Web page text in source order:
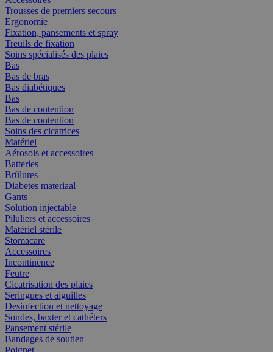
Trousses de premiers secours
Ergonomie
Fixation, pansements et spray
Treuils de fixation
Soins spécialisés des plaies
Bas
Bas de bras
Bas diabétiques
Bas
Bas de contention
Bas de contention
Soins des cicatrices
Matériel
Aérosols et accessoires
Batteries
Brûlures
Diabetes materiaal
Gants
Solution injectable
Piluliers et accessoires
Matériel stérile
Stomacare
Accessoires
Incontinence
Feutre
Cicatrisation des plaies
Seringues et aiguilles
Desinfection et nettoyage
Sondes, baxter et cathéters
Pansement stérile
Bandages de soutien